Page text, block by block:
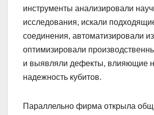
инструменты анализировали
исследования, искали
соединения, автоматизировали
оптимизировали
и выявляли дефекты, влияющие
надежность кубитов.
Параллельно фирма открыла